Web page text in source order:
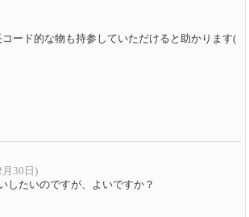
ード的な物も持参していただけると助かります(
月30日)
したいのですが、よいですか？